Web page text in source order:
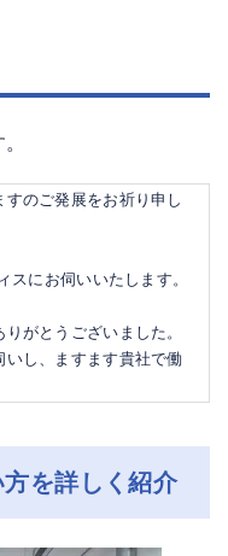
すのご発展をお祈り申し
スにお伺いいたします。
がとうございました。
し、ますます貴社で働
方を詳しく紹介